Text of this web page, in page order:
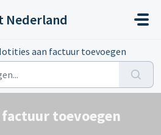
Nederland
aan factuur toevoegen
toevoegen